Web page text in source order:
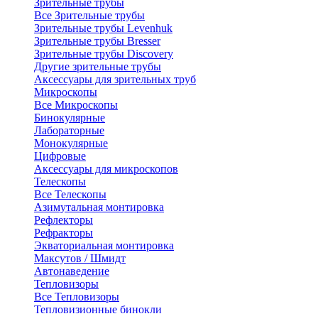
Зрительные трубы
Все Зрительные трубы
Зрительные трубы Levenhuk
Зрительные трубы Bresser
Зрительные трубы Discovery
Другие зрительные трубы
Аксессуары для зрительных труб
Микроскопы
Все Микроскопы
Бинокулярные
Лабораторные
Монокулярные
Цифровые
Аксессуары для микроскопов
Телескопы
Все Телескопы
Азимутальная монтировка
Рефлекторы
Рефракторы
Экваториальная монтировка
Максутов / Шмидт
Автонаведение
Тепловизоры
Все Тепловизоры
Тепловизионные бинокли